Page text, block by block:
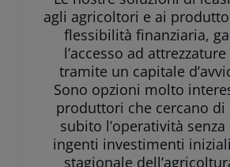
agli agricoltori e ai
flessibilità finanziaria,
l’accesso ad
tramite un capitale
Sono opzioni molto
produttori che cercano
subito l’operatività
ingenti investimenti
stagionale